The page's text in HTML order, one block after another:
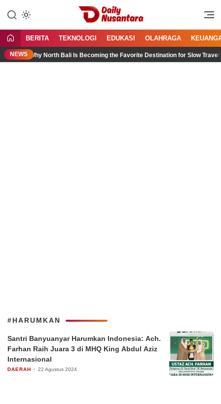
konten
Daily Nusantara
Menyajikan Fakta, Menginspirasi
BERITA TEKNOLOGI EDUKASI OLAHRAGA
NEWSWhy North Bali Is Becoming the Favorite Destination for Slow Travelers
#HARUMKAN
Santri Banyuanyar Harumkan Indonesia: Ach.
Farhan Raih Juara 3 di MHQ King Abdul Aziz
Internasional
DAERAH 22 Agustus 2024